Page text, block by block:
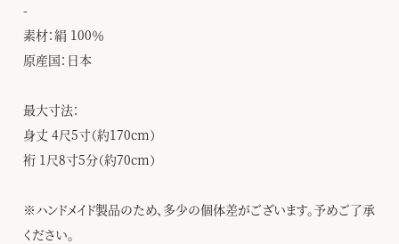
-
素材：絹 100％
原産国：日本
最大寸法：
身丈 4尺5寸（約170cm）
裄 1尺8寸5分（約70cm）
※ハンドメイド製品のため、多少の個体差がございます。予めご了承
ください。